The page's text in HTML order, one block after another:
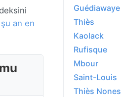
şu an en
Guédiawaye
Thiès
Kaolack
Rufisque
Mbour
Saint-Louis
Thiès Nones